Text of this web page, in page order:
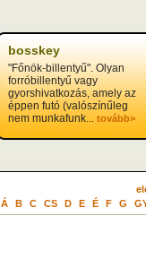
bosskey
"Főnök-billentyű". Olyan
forróbillentyű vagy
gyorshivatkozás, amely az
éppen futó (valószínűleg
nem munkafunk... tovább>
Á B C CS D E É F G